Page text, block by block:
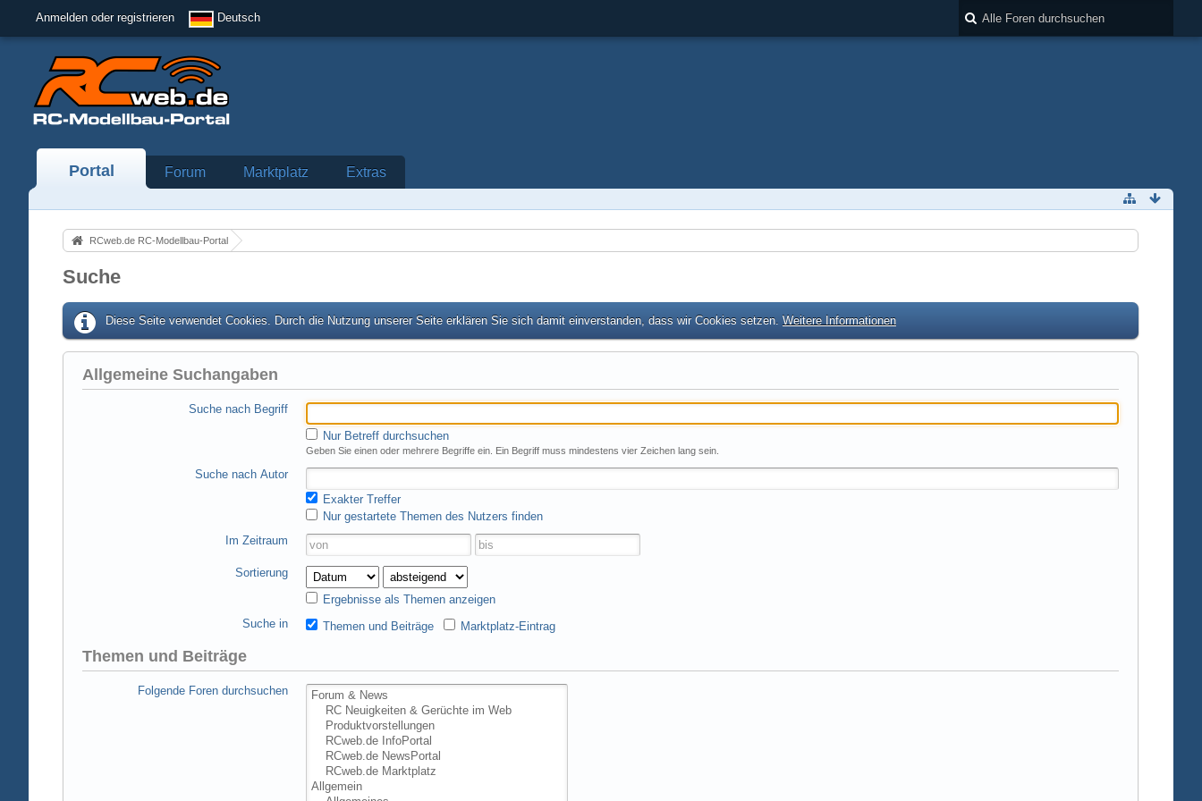
Anmelden oder registrieren Deutsch
Portal Forum Marktplatz Extras
RCweb.de RC-Modellbau-Portal
Suche
Diese Seite verwendet Cookies. Durch die Nutzung unserer Seite erklären Sie sich damit einverstanden, dass wir Cookies setzen. Weitere Informationen
Allgemeine Suchangaben
Suche nach Begriff
Nur Betreff durchsuchen
Geben Sie einen oder mehrere Begriffe ein. Ein Begriff muss mindestens vier Zeichen lang sein.
Suche nach Autor
Exakter Treffer
Nur gestartete Themen des Nutzers finden
Im Zeitraum
Sortierung
Ergebnisse als Themen anzeigen
Suche in
Themen und Beiträge Marktplatz-Eintrag
Themen und Beiträge
Folgende Foren durchsuchen